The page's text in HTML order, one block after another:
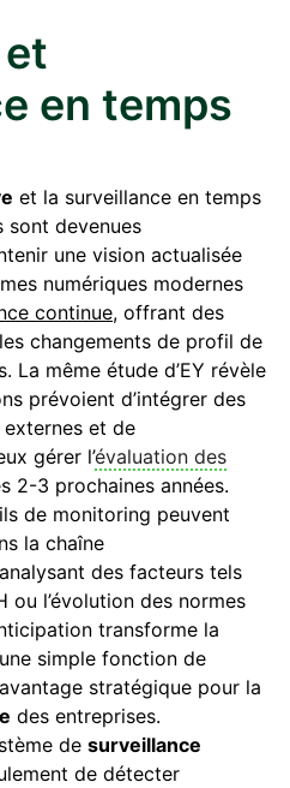
en temps
et la surveillance en temps
sont devenues
une vision actualisée
numériques modernes
continue, offrant des
changements de profil de
La même étude d’EY révèle
prévoient d’intégrer des
et de
gérer l’évaluation des
2-3 prochaines années.
de monitoring peuvent
la chaîne
des facteurs tels
ou l’évolution des normes
transforme la
simple fonction de
stratégique pour la
des entreprises.
de surveillance
de détecter